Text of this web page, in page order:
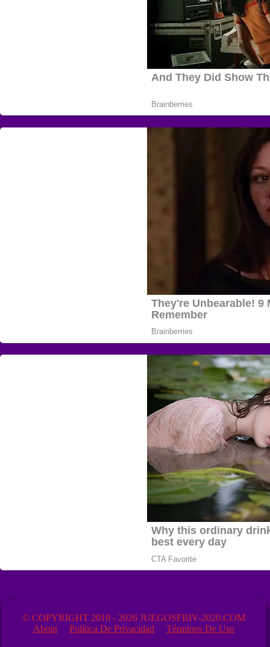
© COPYRIGHT 2010 - 2026 JUEGOSFRIV-2020.COM
About
Política De Privacidad Términos De Uso